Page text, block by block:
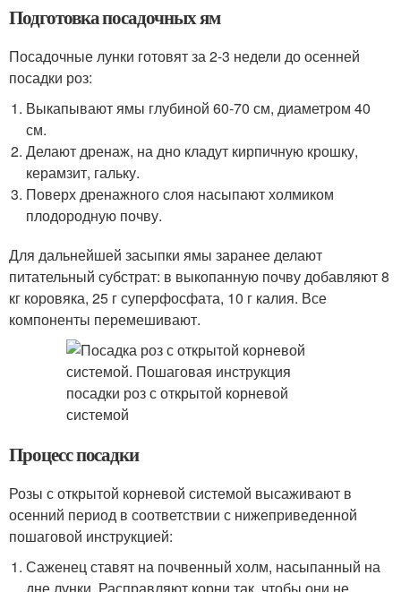
Подготовка посадочных ям
Посадочные лунки готовят за 2-3 недели до осенней
посадки роз:
Выкапывают ямы глубиной 60-70 см, диаметром 40
см.
Делают дренаж, на дно кладут кирпичную крошку,
керамзит, гальку.
Поверх дренажного слоя насыпают холмиком
плодородную почву.
Для дальнейшей засыпки ямы заранее делают
питательный субстрат: в выкопанную почву добавляют 8
кг коровяка, 25 г суперфосфата, 10 г калия. Все
компоненты перемешивают.
Процесс посадки
Розы с открытой корневой системой высаживают в
осенний период в соответствии с нижеприведенной
пошаговой инструкцией:
Саженец ставят на почвенный холм, насыпанный на